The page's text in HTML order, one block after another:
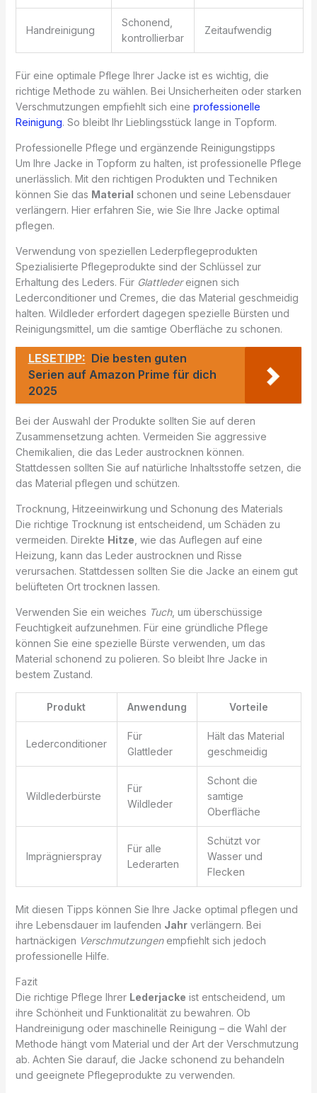
Handreinigung
Schonend,
kontrollierbar
Zeitaufwendig
Für eine optimale Pflege Ihrer Jacke ist es wichtig, die
richtige Methode zu wählen. Bei Unsicherheiten oder starken
Verschmutzungen empfiehlt sich eine professionelle
Reinigung. So bleibt Ihr Lieblingsstück lange in Topform.
Professionelle Pflege und ergänzende Reinigungstipps
Um Ihre Jacke in Topform zu halten, ist professionelle Pflege
unerlässlich. Mit den richtigen Produkten und Techniken
können Sie das Material schonen und seine Lebensdauer
verlängern. Hier erfahren Sie, wie Sie Ihre Jacke optimal
pflegen.
Verwendung von speziellen Lederpflegeprodukten
Spezialisierte Pflegeprodukte sind der Schlüssel zur
Erhaltung des Leders. Für Glattledereignen sich
Lederconditioner und Cremes, die das Material geschmeidig
halten. Wildleder erfordert dagegen spezielle Bürsten und
Reinigungsmittel, um die samtige Oberfläche zu schonen.
LESETIPP: Die besten guten
Serien auf Amazon Prime für dich
2025
Bei der Auswahl der Produkte sollten Sie auf deren
Zusammensetzung achten. Vermeiden Sie aggressive
Chemikalien, die das Leder austrocknen können.
Stattdessen sollten Sie auf natürliche Inhaltsstoffe setzen, die
das Material pflegen und schützen.
Trocknung, Hitzeeinwirkung und Schonung des Materials
Die richtige Trocknung ist entscheidend, um Schäden zu
vermeiden. Direkte Hitze , wie das Auflegen auf eine
Heizung, kann das Leder austrocknen und Risse
verursachen. Stattdessen sollten Sie die Jacke an einem gut
belüfteten Ort trocknen lassen.
Verwenden Sie ein weiches Tuch, um überschüssige
Feuchtigkeit aufzunehmen. Für eine gründliche Pflege
können Sie eine spezielle Bürste verwenden, um das
Material schonend zu polieren. So bleibt Ihre Jacke in
bestem Zustand.
Produkt Anwendung Vorteile
Lederconditioner
Für
Glattleder
Hält das Material
geschmeidig
Wildlederbürste
Für
Wildleder
Schont die
samtige
Oberfläche
Imprägnierspray
Für alle
Lederarten
Schützt vor
Wasser und
Flecken
Mit diesen Tipps können Sie Ihre Jacke optimal pflegen und
ihre Lebensdauer im laufenden Jahrverlängern. Bei
hartnäckigen Verschmutzungenempfiehlt sich jedoch
professionelle Hilfe.
Fazit
Die richtige Pflege Ihrer Lederjacke ist entscheidend, um
ihre Schönheit und Funktionalität zu bewahren. Ob
Handreinigung oder maschinelle Reinigung – die Wahl der
Methode hängt vom Material und der Art der Verschmutzung
ab. Achten Sie darauf, die Jacke schonend zu behandeln
und geeignete Pflegeprodukte zu verwenden.